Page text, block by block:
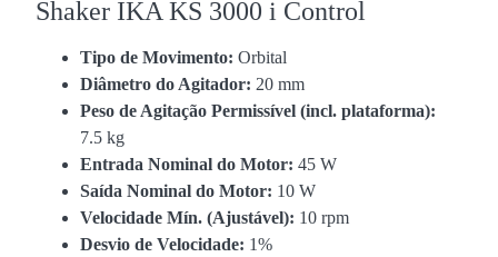
Shaker IKA KS 3000 i Control
Tipo de Movimento: Orbital
Diâmetro do Agitador: 20 mm
Peso de Agitação Permissível (incl. plataforma):
7.5 kg
Entrada Nominal do Motor: 45 W
Saída Nominal do Motor: 10 W
Velocidade Mín. (Ajustável): 10 rpm
Desvio de Velocidade: 1%